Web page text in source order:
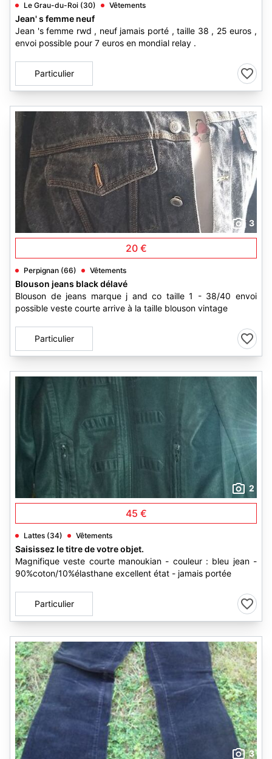
Le Grau-du-Roi (30) Vêtements
Jean' s femme neuf
Jean 's femme rwd , neuf jamais porté , taille 38 , 25 euros ,
envoi possible pour 7 euros en mondial relay .
Particulier
3
20 €
Perpignan (66) Vêtements
Blouson jeans black délavé
Blouson de jeans marque j and co taille 1 - 38/40 envoi
possible veste courte arrive à la taille blouson vintage
Particulier
2
45 €
Lattes (34) Vêtements
Saisissez le titre de votre objet.
Magnifique veste courte manoukian - couleur : bleu jean -
90%coton/10%élasthane excellent état - jamais portée
Particulier
3